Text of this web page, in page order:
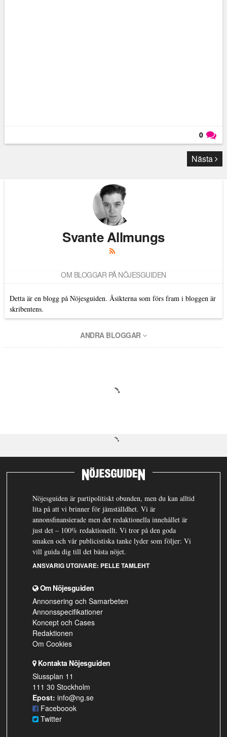
0
Läs kommentarer (0)
Nästa
Svante Allmungs
OM BLOGGAR PÅ NÖJESGUIDEN
Detta är en blogg på Nöjesguiden. Åsikterna som förs fram i bloggen är
skribentens.
ANDRA BLOGGAR
Nöjesguiden är partipolitiskt obunden, men du kan alltid
lita på att vi brinner för jämställdhet. Vi är
annonsfinansierade men det redaktionella innehållet är
just det – 100% redaktionellt. Vi tror på den goda
smaken och vår publicistiska tanke lyder som följer: Vi
vill guida dig till det bästa nöjet.
ANSVARIG UTGIVARE: PELLE TAMLEHT
Om Nöjesguiden
Annonsering och Samarbeten
Annonsspecifikationer
Koncept och Cases
Redaktionen
Om Cookies
Kontakta Nöjesguiden
Slussplan 11
111 30 Stockholm
Epost: info@ng.se
Faceboook
Twitter